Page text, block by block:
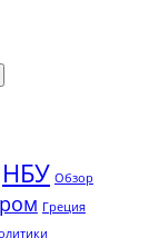
НБУ Обзор
Греция